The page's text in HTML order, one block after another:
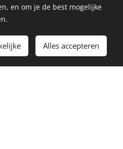
en om je de best mogelijke
Alles accepteren